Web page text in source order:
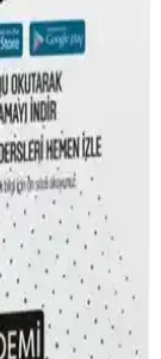
çözümlü
güvenilir bir
sağlar.
Soru
Bankası,
özellikleriyle
başarıyı